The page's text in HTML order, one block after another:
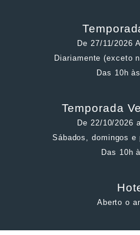
De 27/11/2026
Diariamente (exceto
Das 10h
Temporada
De 22/10/2026
Sábados, domingos
Das 10h
Aberto o